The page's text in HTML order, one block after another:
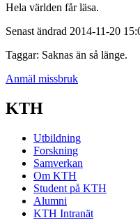
Hela världen får läsa.
Senast ändrad 2014-11-20
Taggar: Saknas än så länge.
Anmäl missbruk
KTH
Utbildning
Forskning
Samverkan
Om KTH
Student på KTH
Alumni
KTH Intranät